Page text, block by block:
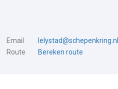
Email
lelystad@schepenkring.nl
Route Bereken route